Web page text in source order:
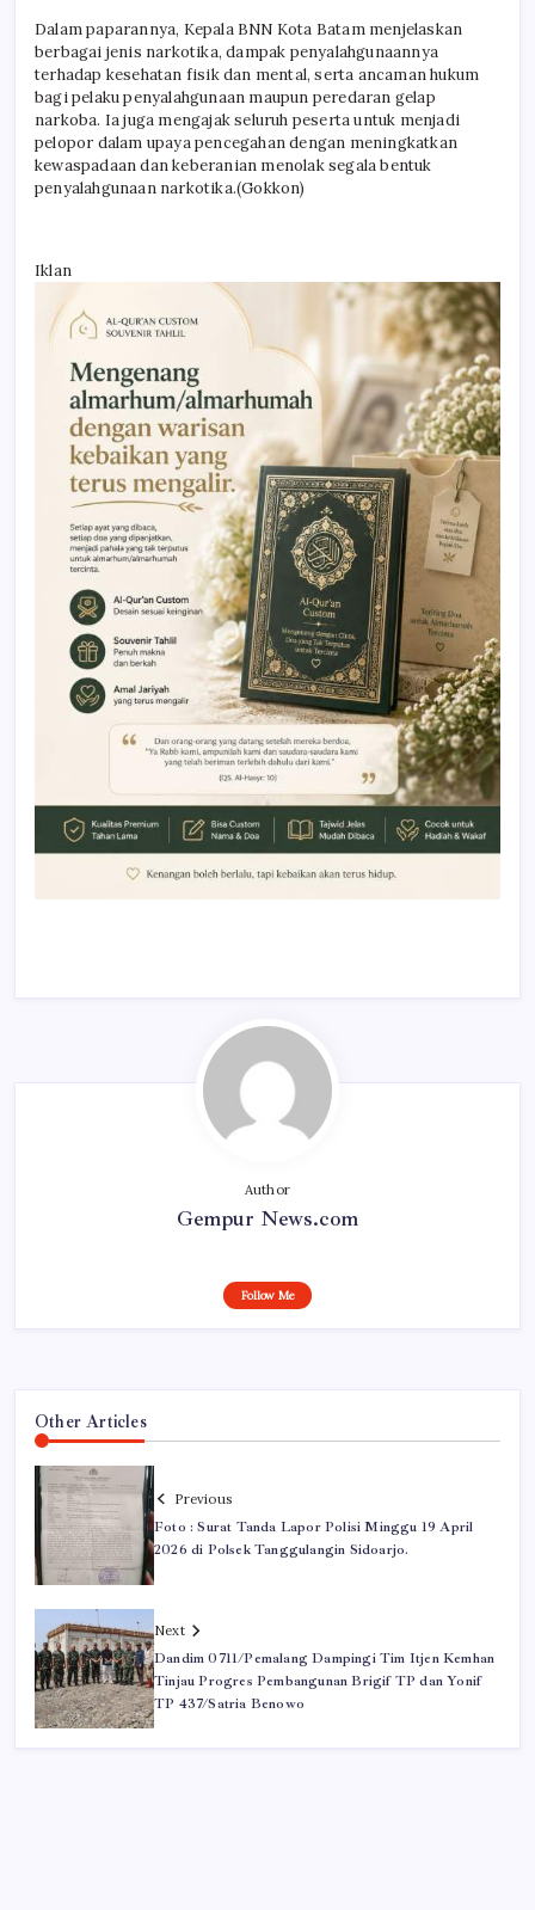
Dalam paparannya, Kepala BNN Kota Batam menjelaskan
berbagai jenis narkotika, dampak penyalahgunaannya
terhadap kesehatan fisik dan mental, serta ancaman hukum
bagi pelaku penyalahgunaan maupun peredaran gelap
narkoba. Ia juga mengajak seluruh peserta untuk menjadi
pelopor dalam upaya pencegahan dengan meningkatkan
kewaspadaan dan keberanian menolak segala bentuk
penyalahgunaan narkotika.(Gokkon)
Iklan
Author
Gempur News.com
Follow Me
Other Articles
Previous
Foto : Surat Tanda Lapor Polisi Minggu 19 April
2026 di Polsek Tanggulangin Sidoarjo.
Next
Dandim 0711/Pemalang Dampingi Tim Itjen Kemhan
Tinjau Progres Pembangunan Brigif TP dan Yonif
TP 437/Satria Benowo